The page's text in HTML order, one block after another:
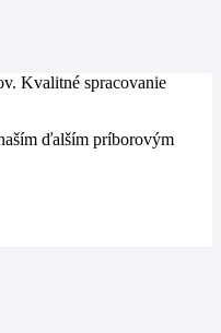
Kvalitné spracovanie
ďalším príborovým